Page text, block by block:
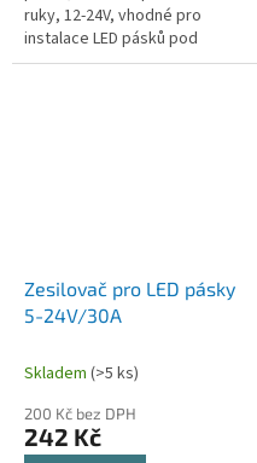
ruky, 12-24V, vhodné pro
instalace LED pásků pod
kuchyňskou linku
Zesilovač pro LED pásky
5-24V/30A
Skladem (>5 ks)
200 Kč bez DPH
242 Kč